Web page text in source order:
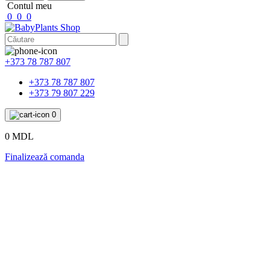
Contul meu
0 0 0
+373 78 787 807
+373 78 787 807
+373 79 807 229
0
0 MDL
Finalizează comanda